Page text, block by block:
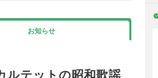
お知らせ
テットの昭和歌謡